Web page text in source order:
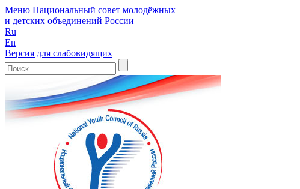
Меню Национальный совет молодёжных
и детских объединений России
Ru
En
Версия для слабовидящих